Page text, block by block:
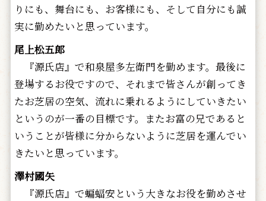
りにも、舞台にも、お客様にも、そして自分にも誠
実に勤めたいと思っています。
尾上松五郎
『源氏店』で和泉屋多左衛門を勤めます。最後に
登場するお役ですので、それまで皆さんが創ってき
たお芝居の空気、流れに乗れるようにしていきたい
というのが一番の目標です。またお富の兄であると
いうことが皆様に分からないように芝居を運んでい
きたいと思っています。
澤村國矢
『源氏店』で蝙蝠安という大きなお役を勤めさせ